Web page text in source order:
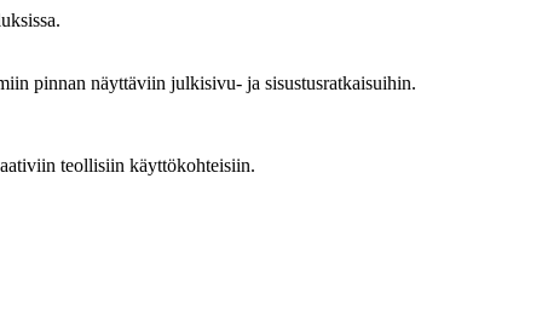
pinnan näyttäviin julkisivu- ja sisustusratkaisuihin.
teollisiin käyttökohteisiin.